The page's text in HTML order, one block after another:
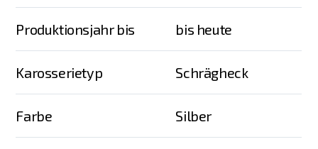
Produktionsjahr bis bis heute
Karosserietyp Schrägheck
Farbe Silber